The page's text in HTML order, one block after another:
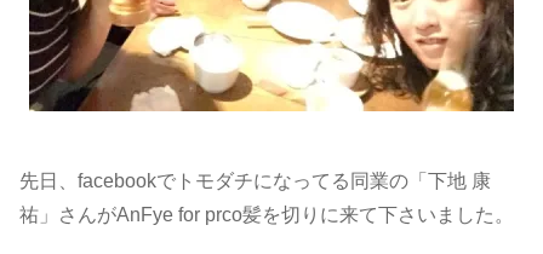
先日、facebookでトモダチになってる同業の「下地 康
祐」さんがAnFye for prco髪を切りに来て下さいました。